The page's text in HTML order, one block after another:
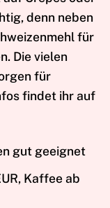
denn neben
für
Die vielen
für
findet ihr auf
gut geeignet
Kaffee ab